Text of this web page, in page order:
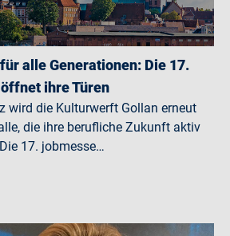
alle Generationen: Die 17.
ihre Türen
wird die Kulturwerft Gollan erneut
die ihre berufliche Zukunft aktiv
17. jobmesse…